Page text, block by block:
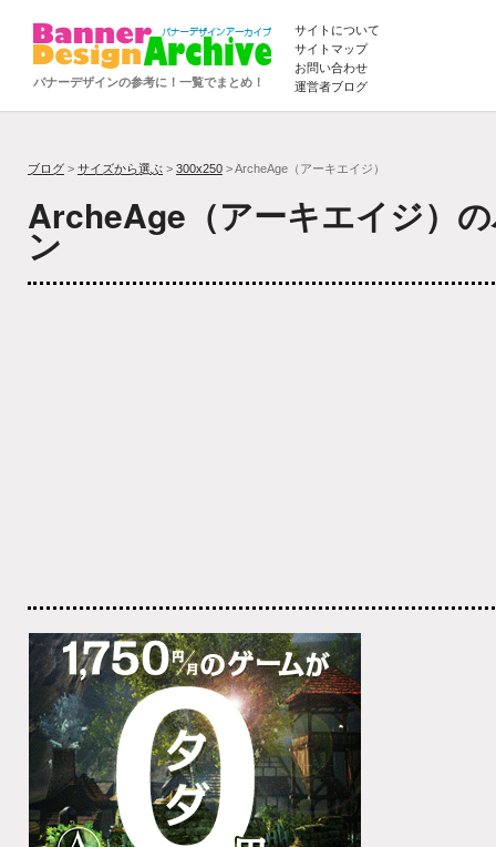
バナーデザインの参考に！一覧でまとめ！
サイトについて
サイトマップ
お問い合わせ
運営者ブログ
ブログ > サイズから選ぶ > 300x250 > ArcheAge（アーキエイジ）
ArcheAge（アーキエイジ）
ン